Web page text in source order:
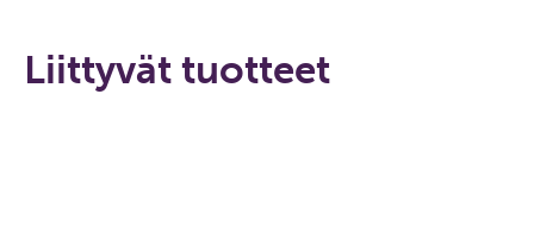
Liittyvät tuotteet